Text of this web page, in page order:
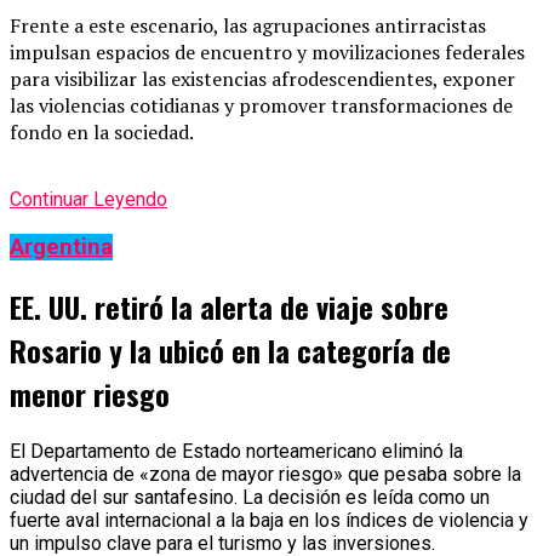
Frente a este escenario, las agrupaciones antirracistas
impulsan espacios de encuentro y movilizaciones federales
para visibilizar las existencias afrodescendientes, exponer
las violencias cotidianas y promover transformaciones de
fondo en la sociedad.
Continuar Leyendo
Argentina
EE. UU. retiró la alerta de viaje sobre
Rosario y la ubicó en la categoría de
menor riesgo
El Departamento de Estado norteamericano eliminó la
advertencia de «zona de mayor riesgo» que pesaba sobre la
ciudad del sur santafesino. La decisión es leída como un
fuerte aval internacional a la baja en los índices de violencia y
un impulso clave para el turismo y las inversiones.